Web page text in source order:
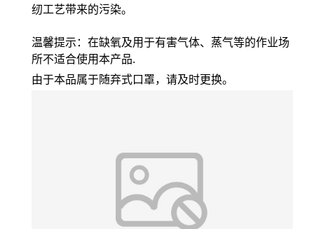
纫工艺带来的污染。
温馨提示：在缺氧及用于有害气体、蒸气等的作业场
所不适合使用本产品.
由于本品属于随弃式口罩，请及时更换。